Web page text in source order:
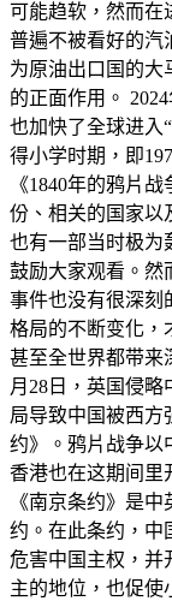
可能趋软，然而在
普遍不被看好的汽
为原油出口国的大
的正面作用。
也加快了全球进入
得小学时期，即
《1840年的鸦片
份、相关的国家以
也有一部当时极为
鼓励大家观看。然
事件也没有很深刻
格局的不断变化，
甚至全世界都带来
月28日，英国侵
局导致中国被西方
约》。鸦片战争以
香港也在这期间里
《南京条约》是
约。在此条约，中
危害中国主权，并
主的地位，也促使